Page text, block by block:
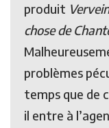
produit
chose de
problèmes
temps que de
il entre à